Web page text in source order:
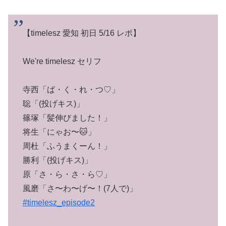
【timelesz 愛知 初日 5/16 レポ】
We're timelesz セリフ
寺西「ば・く・れ・つ♡」
聡「(投げキス)」
篠塚「髪伸びました！」
将生「にゃお〜🐱」
周杜「ふうまくーん！」
勝利「(投げキス)」
原「さ・ら・さ・ら♡」
風磨「さ〜わ〜げ〜！(7人で)」
#timelesz_episode2